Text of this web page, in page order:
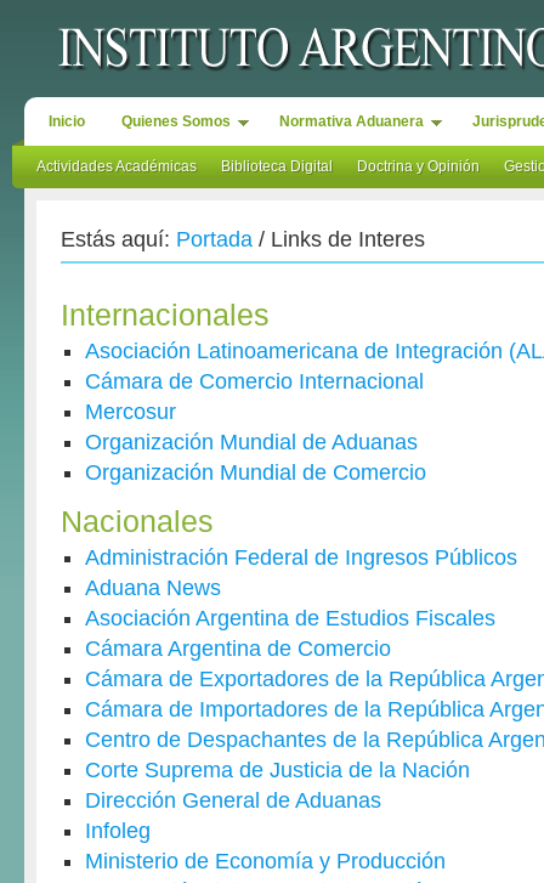
Inicio Quienes Somos Normativa Aduanera
Actividades Académicas Biblioteca Digital Doctrina y Opinión
Estás aquí: Portada / Links de Interes
Internacionales
Asociación Latinoamericana de Integración
Cámara de Comercio Internacional
Mercosur
Organización Mundial de Aduanas
Organización Mundial de Comercio
Nacionales
Administración Federal de Ingresos Públicos
Aduana News
Asociación Argentina de Estudios Fiscales
Cámara Argentina de Comercio
Cámara de Exportadores de la República
Cámara de Importadores de la República
Centro de Despachantes de la República
Corte Suprema de Justicia de la Nación
Dirección General de Aduanas
Infoleg
Ministerio de Economía y Producción